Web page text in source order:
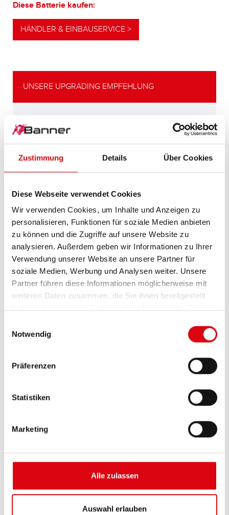
Zustimmung Details Über Cookies
Diese Webseite verwendet Cookies
Wir verwenden Cookies, um Inhalte und Anzeigen zu
personalisieren, Funktionen für soziale Medien anbieten
zu können und die Zugriffe auf unsere Website zu
analysieren. Außerdem geben wir Informationen zu Ihrer
Verwendung unserer Website an unsere Partner für
soziale Medien, Werbung und Analysen weiter. Unsere
Partner führen diese Informationen möglicherweise mit
weiteren Daten zusammen, die Sie ihnen bereitgestellt
Notwendig
Präferenzen
Statistiken
Marketing
Alle zulassen
Auswahl erlauben
Diese Batterie kaufen:
HÄNDLER & EINBAUSERVICE >
LEISTUNGSSTARKE
ALTERNATIVE
Unsere Empfehlung für Fahrzeuge mithöherem
Kaltstartanforderungen.
PRODUKTDETAILS >
Running Bull EFB
Vorgaben führender europäischer KFZ-Hersteller.
Originalqualität zum Nachrüsten.
Diese Batterie kaufen:
UNSERE UPGRADING EMPFEHLUNG